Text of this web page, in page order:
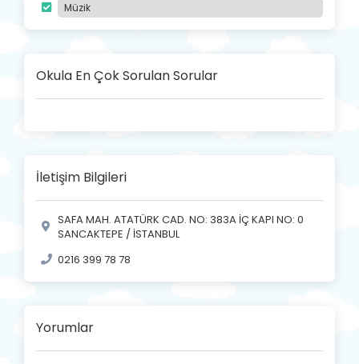
Müzik
Okula En Çok Sorulan Sorular
İletişim Bilgileri
SAFA MAH. ATATÜRK CAD. NO: 383A İÇ KAPI NO: 0
SANCAKTEPE / İSTANBUL
0216 399 78 78
Yorumlar